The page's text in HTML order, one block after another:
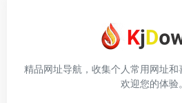
精品网址导航，收集个人常用网址和
欢迎您的体验。